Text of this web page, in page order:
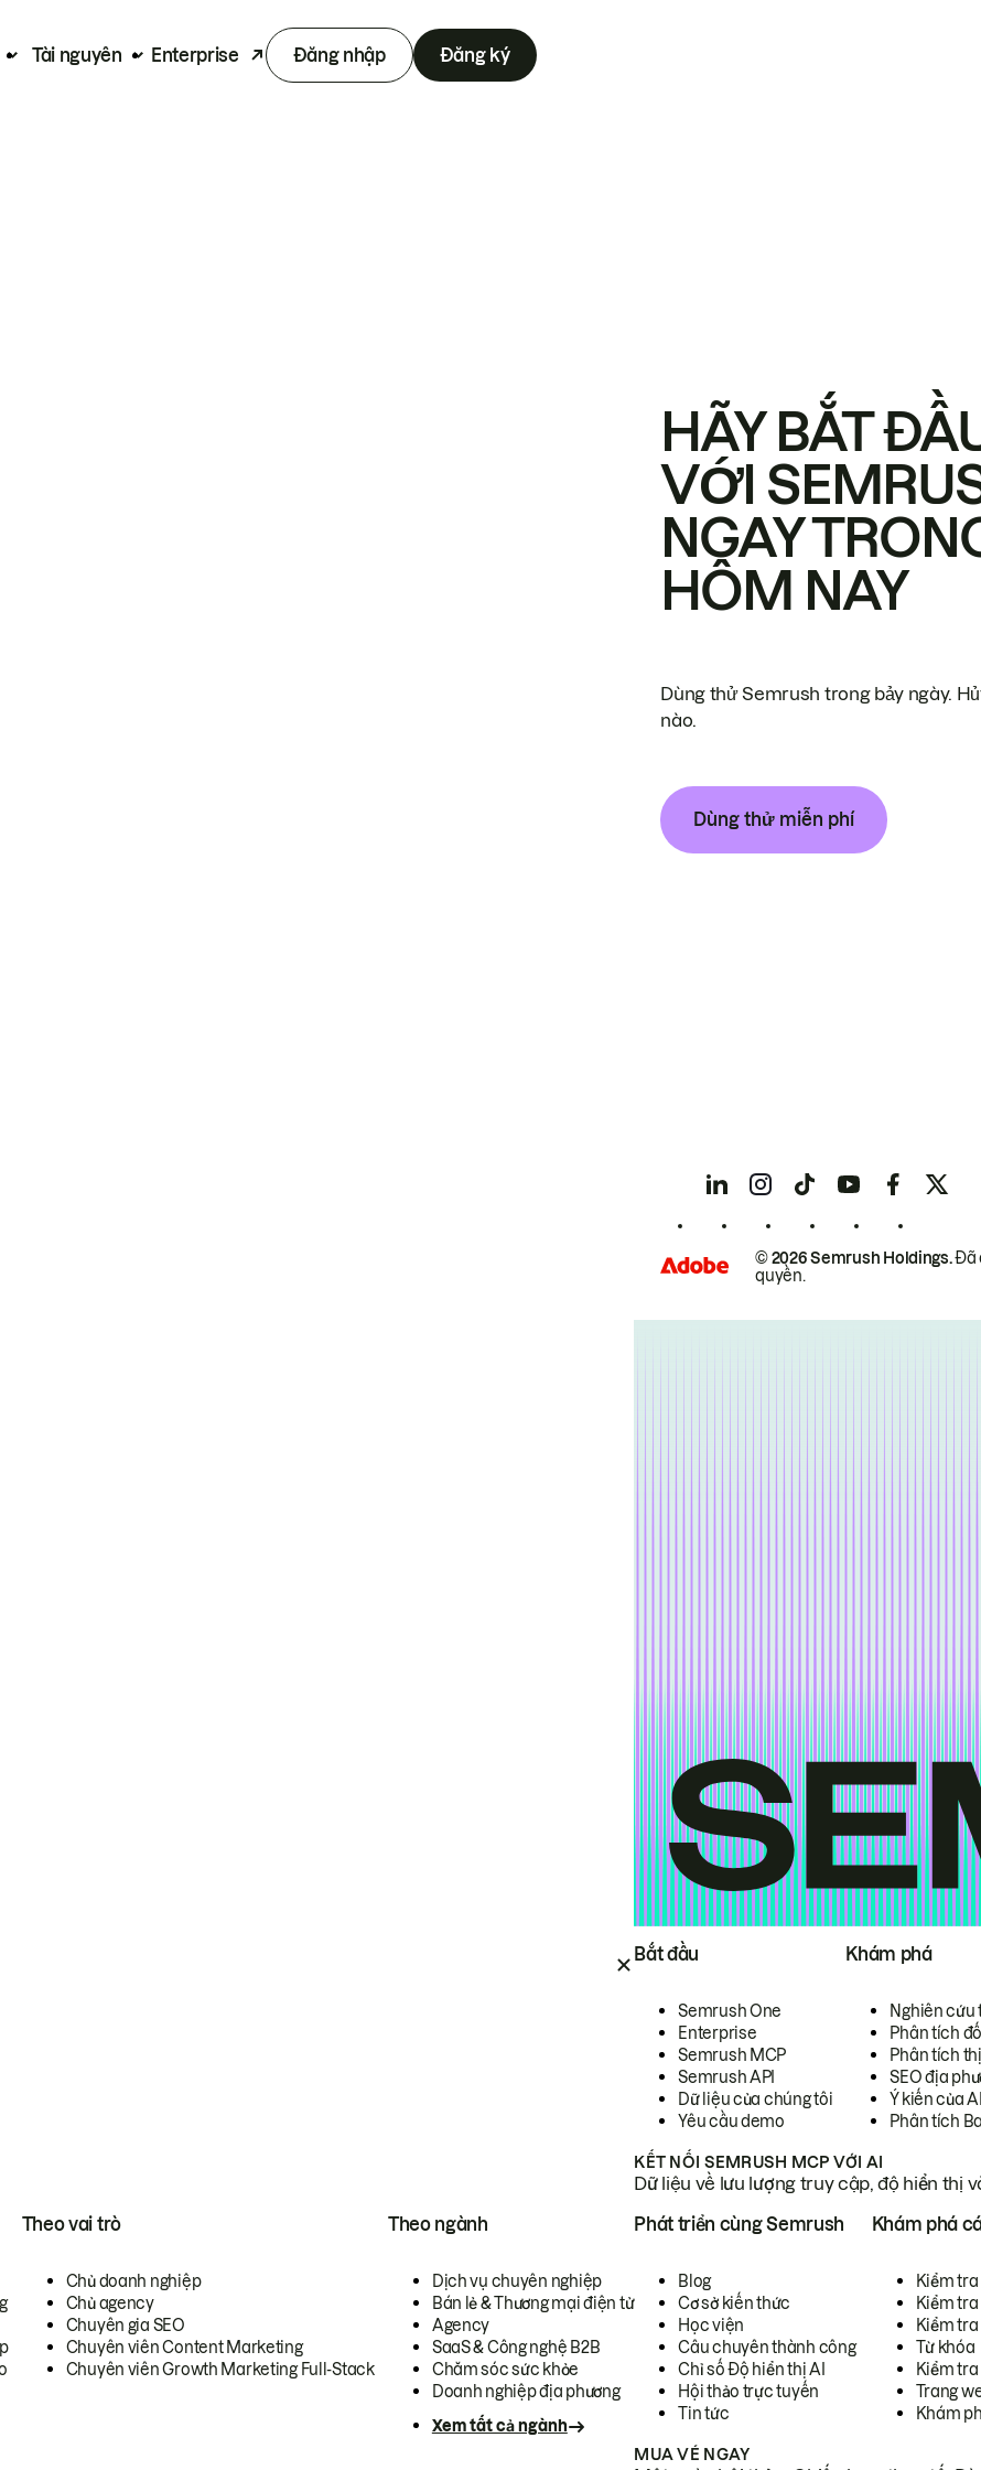
Tài nguyên Enterprise Đăng nhập Đăng ký
Bắt đầu
Semrush One
Enterprise
Semrush MCP
Semrush API
Dữ liệu của chúng tôi
Yêu cầu demo
Khám phá
Nghiên cứu
Phân tích
Phân tích
SEO địa
Ý kiến của
Phân tích
KẾT NỐI SEMRUSH MCP VỚI AI
Dữ liệu về lưu lượng truy cập, độ hiển thị
Theo vai trò
Chủ doanh nghiệp
Chủ agency
Chuyên gia SEO
Chuyên viên Content Marketing
Chuyên viên Growth Marketing Full-Stack
Theo ngành
Dịch vụ chuyên nghiệp
Bán lẻ & Thương mại điện tử
Agency
SaaS & Công nghệ B2B
Chăm sóc sức khỏe
Doanh nghiệp địa phương
Xem tất cả ngành
Phát triển cùng Semrush
Blog
Cơ sở kiến thức
Học viện
Câu chuyên thành công
Chỉ số Độ hiển thị AI
Hội thảo trực tuyến
Tin tức
Khám phá
Kiểm
Kiểm tra
Kiểm
Từ khóa
Kiểm
Trang
Khám
MUA VÉ NGAY
HÃY BẮT
VỚI
NGAY
HÔM NAY
Dùng thử Semrush trong bảy ngày.
nào.
Dùng thử miễn phí
© 2026 Semrush Holdings.Đã
quyền.